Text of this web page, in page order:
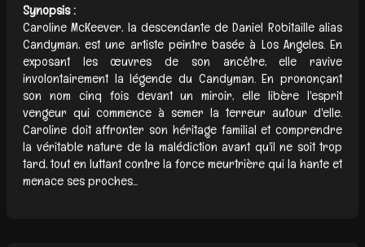
Synopsis :
Caroline McKeever, la descendante de Daniel Robitaille alias
Candyman, est une artiste peintre basée à Los Angeles. En
exposant les œuvres de son ancêtre, elle ravive
involontairement la légende du Candyman. En prononçant
son nom cinq fois devant un miroir, elle libère l'esprit
vengeur qui commence à semer la terreur autour d'elle.
Caroline doit affronter son héritage familial et comprendre
la véritable nature de la malédiction avant qu'il ne soit trop
tard, tout en luttant contre la force meurtrière qui la hante et
menace ses proches...